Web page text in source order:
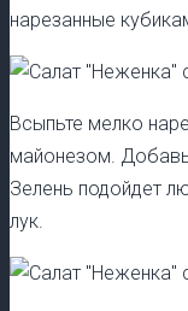
нарезанные
Всыпьте мелко
майонезом.
Зелень подойдет
лук.